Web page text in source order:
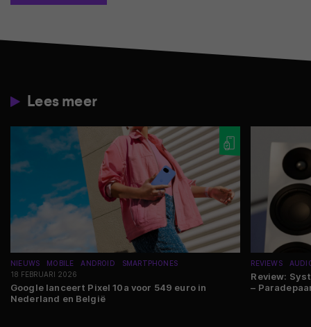
Lees meer
NIEUWS MOBILE ANDROID
SMARTPHONES
18 FEBRUARI 2026
Google lanceert Pixel 10a voor 549 euro in
Nederland en België
REVIEWS
Review:
–